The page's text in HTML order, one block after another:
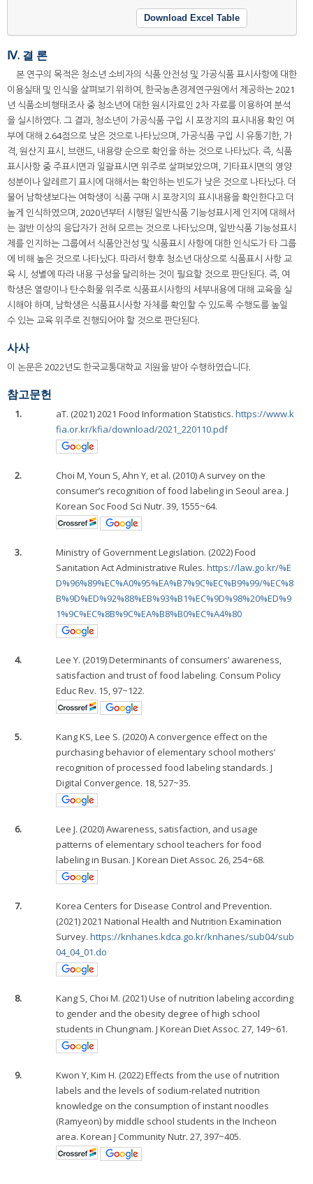
Download Excel Table
Ⅳ. 결 론
본 연구의 목적은 청소년 소비자의 식품 안전성 및 가공식품 표시사항에 대한
이용실태 및 인식을 살펴보기 위하여, 한국농촌경제연구원에서 제공하는 2021
년 식품소비행태조사 중 청소년에 대한 원시자료인 2차 자료를 이용하여 분석
을 실시하였다. 그 결과, 청소년이 가공식품 구입 시 포장지의 표시내용 확인 여
부에 대해 2.64점으로 낮은 것으로 나타났으며, 가공식품 구입 시 유통기한, 가
격, 원산지 표시, 브랜드, 내용량 순으로 확인을 하는 것으로 나타났다. 즉, 식품
표시사항 중 주표시면과 일괄표시면 위주로 살펴보았으며, 기타표시면의 영양
성분이나 알레르기 표시에 대해서는 확인하는 빈도가 낮은 것으로 나타났다. 더
불어 남학생보다는 여학생이 식품 구매 시 포장지의 표시내용을 확인한다고 더
높게 인식하였으며, 2020년부터 시행된 일반식품 기능성표시제 인지에 대해서
는 절반 이상의 응답자가 전혀 모르는 것으로 나타났으며, 일반식품 기능성표시
제를 인지하는 그룹에서 식품안전성 및 식품표시 사항에 대한 인식도가 타 그룹
에 비해 높은 것으로 나타났다. 따라서 향후 청소년 대상으로 식품표시 사항 교
육 시, 성별에 따라 내용 구성을 달리하는 것이 필요할 것으로 판단된다. 즉, 여
학생은 열량이나 탄수화물 위주로 식품표시사항의 세부내용에 대해 교육을 실
시해야 하며, 남학생은 식품표시사항 자체를 확인할 수 있도록 수행도를 높일
수 있는 교육 위주로 진행되어야 할 것으로 판단된다.
사사
이 논문은 2022년도 한국교통대학교 지원을 받아 수행하였습니다.
참고문헌
1. aT. (2021) 2021 Food Information Statistics.https://www.k
fia.or.kr/kfia/download/2021_220110.pdf
2.
Choi M, Youn S, Ahn Y, et al. (2010) A survey on the
consumer’s recognition of food labeling in Seoul area. J
Korean Soc Food Sci Nutr. 39, 1555~64.
3.
Ministry of Government Legislation. (2022) Food
Sanitation Act Administrative Rules.https://law.go.kr/%E
D%96%89%EC%A0%95%EA%B7%9C%EC%B9%99/%EC%8
B%9D%ED%92%88%EB%93%B1%EC%9D%98%20%ED%9
1%9C%EC%8B%9C%EA%B8%B0%EC%A4%80
4.
Lee Y. (2019) Determinants of consumers’ awareness,
satisfaction and trust of food labeling. Consum Policy
Educ Rev. 15, 97~122.
5.
Kang KS, Lee S. (2020) A convergence effect on the
purchasing behavior of elementary school mothers’
recognition of processed food labeling standards. J
Digital Convergence. 18, 527~35.
6.
Lee J. (2020) Awareness, satisfaction, and usage
patterns of elementary school teachers for food
labeling in Busan. J Korean Diet Assoc. 26, 254~68.
7.
Korea Centers for Disease Control and Prevention.
(2021) 2021 National Health and Nutrition Examination
Survey.https://knhanes.kdca.go.kr/knhanes/sub04/sub
04_04_01.do
8.
Kang S, Choi M. (2021) Use of nutrition labeling according
to gender and the obesity degree of high school
students in Chungnam. J Korean Diet Assoc. 27, 149~61.
9.
Kwon Y, Kim H. (2022) Effects from the use of nutrition
labels and the levels of sodium-related nutrition
knowledge on the consumption of instant noodles
(Ramyeon) by middle school students in the Incheon
area. Korean J Community Nutr. 27, 397~405.